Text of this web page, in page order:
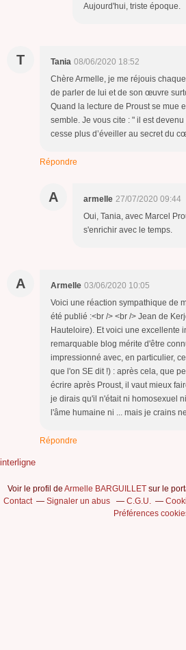
Aujourd'hui, triste époque.
T Tania 08/06/2020 18:52
Chère Armelle, je me réjouis
de parler de lui et de son œuvre
Quand la lecture de Proust se mue
semble. Je vous cite : " il est
cesse plus d’éveiller au secret du
Répondre
A armelle 27/07/2020 09:44
Oui, Tania, avec Marcel
s'enrichir avec le temps.
A Armelle 03/06/2020 10:05
Voici une réaction sympathique de
été publié :<br /> <br /> Jean de
Hauteloire). Et voici une excellente
remarquable blog mérite d'être
impressionné avec, en particulier,
que l'on SE dit !) : après cela, que
écrire après Proust, il vaut mieux
je dirais qu'il n'était ni homosexuel
l'âme humaine ni ... mais je crains
Répondre
interligne
Voir le profil de Armelle BARGUILLETsur le
Contact
Signaler un abus C.G.U.
Préférences